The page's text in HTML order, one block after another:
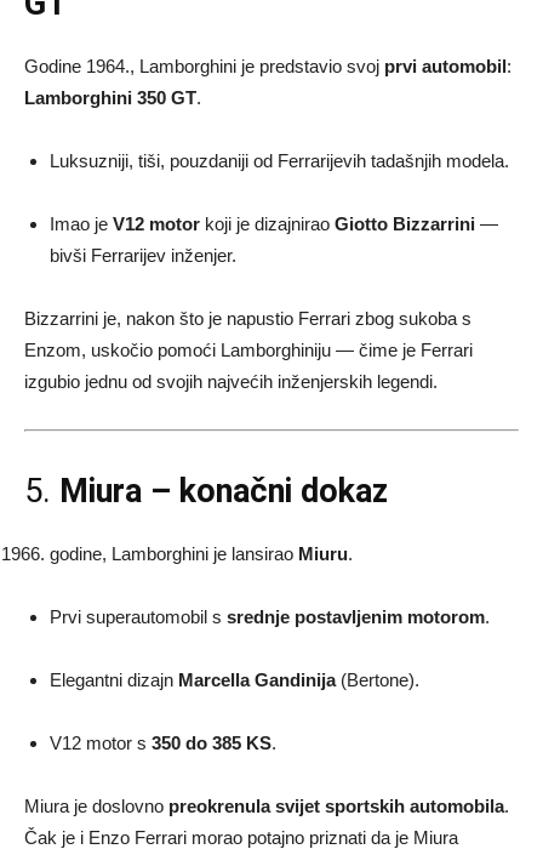
Godine 1964., Lamborghini je predstavio svoj prvi automobil:
Lamborghini 350 GT.
Luksuzniji, tiši, pouzdaniji od Ferrarijevih tadašnjih modela.
Imao je V12 motor koji je dizajnirao Giotto Bizzarrini —
bivši Ferrarijev inženjer.
Bizzarrini je, nakon što je napustio Ferrari zbog sukoba s
Enzom, uskočio pomoći Lamborghiniju — čime je Ferrari
izgubio jednu od svojih najvećih inženjerskih legendi.
5. Miura – konačni dokaz
godine, Lamborghini je lansirao Miuru.
Prvi superautomobil s srednje postavljenim motorom.
Elegantni dizajn Marcella Gandinija(Bertone).
V12 motor s 350 do 385 KS.
Miura je doslovno preokrenula svijet sportskih automobila.
Čak je i Enzo Ferrari morao potajno priznati da je Miura